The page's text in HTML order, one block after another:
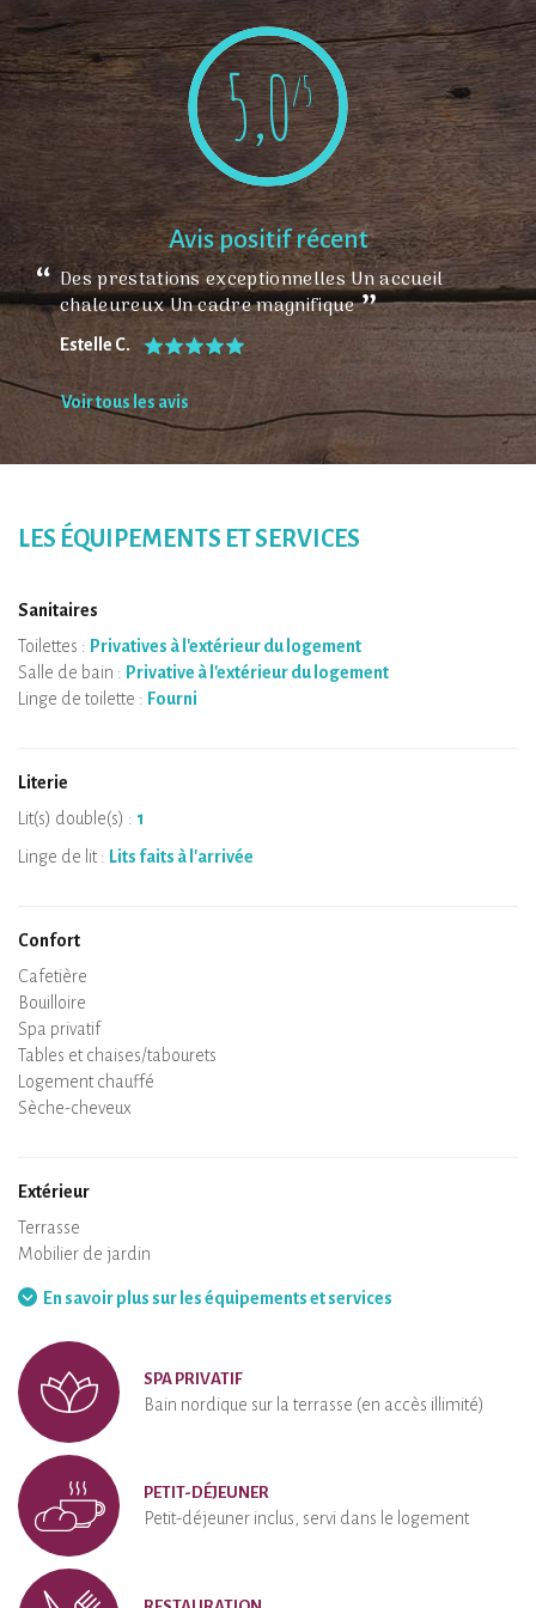
toit de verre et offrez-vous une douche avec vue sur les nuages !
5,0/5
Avis positif récent
Des prestations exceptionnelles Un accueil
chaleureux Un cadre magnifique
Estelle C.
Voir tous les avis
LES ÉQUIPEMENTS ET SERVICES
Sanitaires
Toilettes : Privatives à l'extérieur du logement
Salle de bain : Privative à l'extérieur du logement
Linge de toilette : Fourni
Literie
Lit(s) double(s) : 1
Linge de lit : Lits faits à l'arrivée
Confort
Micro-ondes
Cafetière
Bouilloire
Plaque de cuisson
Four
Réfrigérateur
Vaisselle
Lave-vaisselle
Chaise bébé
Spa privatif
Sauna privatif
Tables et chaises/tabourets
Air conditionné
Logement chauffé
Poêle à bois
Cheminée
Wifi
TV
Sèche-cheveux
Extérieur
Terrasse
Mobilier de jardin
En savoir plus sur les équipements et services
SPA PRIVATIF
Bain nordique sur la terrasse (en accès illimité)
PETIT-DÉJEUNER
Petit-déjeuner inclus, servi dans le logement